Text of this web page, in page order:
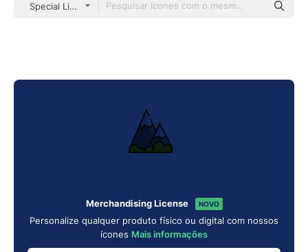
Special Lineal color
Merchandising License NOVO
Personalize qualquer produto físico ou digital com nossos
ícones Mais informações